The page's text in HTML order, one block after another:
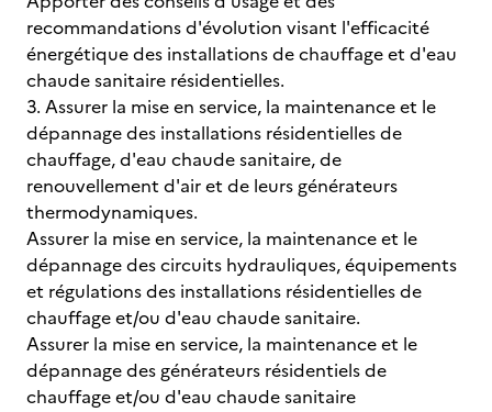
recommandations d'évolution visant l'efficacité
énergétique des installations de chauffage et d'eau
chaude sanitaire résidentielles.
3. Assurer la mise en service, la maintenance et le
dépannage des installations résidentielles de
chauffage, d'eau chaude sanitaire, de
renouvellement d'air et de leurs générateurs
thermodynamiques.
Assurer la mise en service, la maintenance et le
dépannage des circuits hydrauliques, équipements
et régulations des installations résidentielles de
chauffage et/ou d'eau chaude sanitaire.
Assurer la mise en service, la maintenance et le
dépannage des générateurs résidentiels de
chauffage et/ou d'eau chaude sanitaire